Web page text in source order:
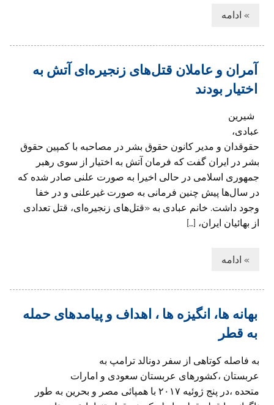
» ادامه
آمران و عاملان قتل‌های زنجیره‌ای آتش به
اختیار بودند
شیرین
عبادی،
حقوقدان و مدیر کانون حقوق بشر در مصاحبه با کمپین حقوق
بشر در ایران گفت که فرمان آتش به اختیار از سوی رهبر
جمهوری اسلامی در حالی اخیرا به صورت علنی صادر شده که
در سال‌ها پیش چنین فرمانی به صورت غیرعلنی و در خفا
وجود داشت. خانم عبادی به «قتل‌های زنجیره‌ای، قتل تعدادی
از بهائیان ایران، […]
» ادامه
بهانه ها، انگيزه ها ، اهداف و پيامدهای حمله
به قطر
به فاصله کوتاهی از سفر دونالد ترامپ به
عربستان ،کشورهای عربستان سعودی و امارات
متحده ،در پنج ژوئيه ۲۰۱۷ با همپائی مصر و بحرين به طور